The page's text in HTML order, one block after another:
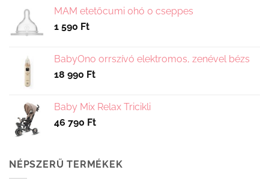
választhatók
MAM etetőcumi 0hó 0 cseppes
1 590 Ft
BabyOno orrszívó elektromos, zenével bézs
18 990 Ft
Baby Mix Relax Tricikli
46 790 Ft
NÉPSZERŰ TERMÉKEK